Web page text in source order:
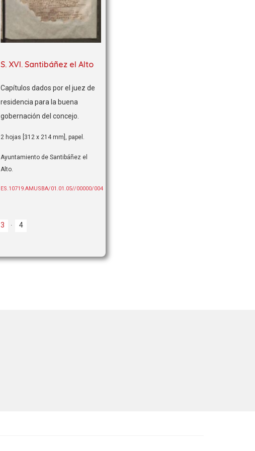
S. XVI. Santibáñez el Alto
Capítulos dados por el juez de
residencia para la buena
gobernación del concejo.
2 hojas [312 x 214 mm], papel.
Ayuntamiento de Santibáñez el
Alto.
ES.10719.AMUSBA/01.01.05//00000/004
3 4